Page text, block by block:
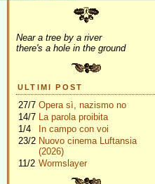
Near a tree by a river
there's a hole in the ground
ULTIMI POST
27/7 Opera sì, nazismo no
14/7 La parola proibita
1/4
In campo con voi
23/2 Nuovo cinema Luftansia
(2026)
11/2 Wormslayer